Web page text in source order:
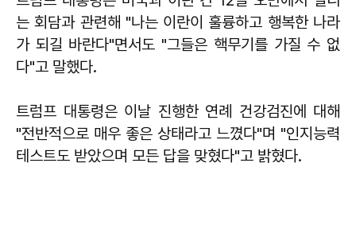
는 회담과 관련해 "나는 이란이 훌륭하고 행복한 나라
가 되길 바란다"면서도 "그들은 핵무기를 가질 수 없
다"고 말했다.
트럼프 대통령은 이날 진행한 연례 건강검진에 대해
"전반적으로 매우 좋은 상태라고 느꼈다"며 "인지능력
테스트도 받았으며 모든 답을 맞혔다"고 밝혔다.